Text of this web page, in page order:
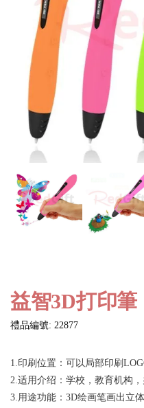
益智3D打印筆
禮品編號: 22877
1.印刷位置：可以局部印刷
2.适用介绍：学校，教育机构
3.用途功能：3D绘画笔画出立